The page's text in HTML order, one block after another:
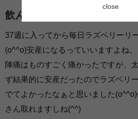
飲んでいました！
37週に入ってから毎日ラズベリーリ
(o^^o)安産になるっていいますよね。
陣痛はものすごく痛かったですが、
ず結果的に安産だったのでラズベリ
でてよかったなぁと思いました
さん取れますしね(^^)
close